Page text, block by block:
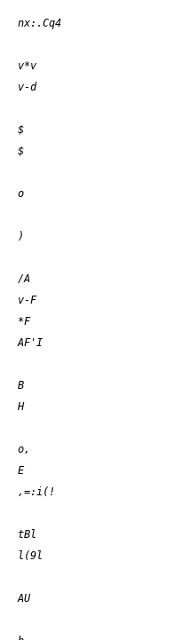
nx: .Cq4
v*v
v-d
$
$
o
)
/A
v-F
*F
AF'I
B
H
o,
,=:i(!
tBl
l(9l
AU